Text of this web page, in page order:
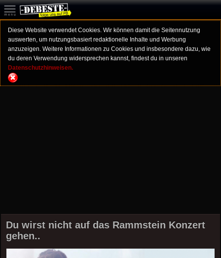
Diese Website verwendet Cookies. Wir können damit die Seitennutzung
auswerten, um nutzungsbasiert redaktionelle Inhalte und Werbung
anzuzeigen. Weitere Informationen zu Cookies und insbesondere dazu, wie
du deren Verwendung widersprechen kannst, findest du in unseren
Datenschutzhinweisen.
Du wirst nicht auf das Rammstein Konzert
gehen..